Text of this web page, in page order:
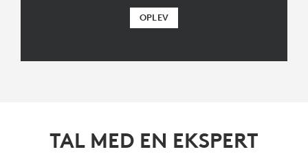
OPLEV
TAL MED EN EKSPERT